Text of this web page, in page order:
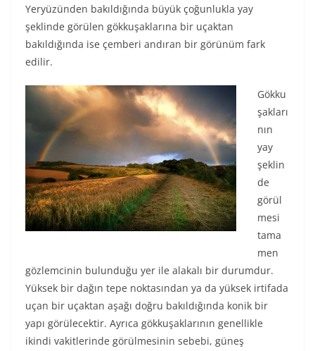
Yeryüzünden bakıldığında büyük çoğunlukla yay
şeklinde görülen gökkuşaklarına bir uçaktan
bakıldığında ise çemberi andıran bir görünüm fark
edilir.
Gökku
şakları
nın
yay
şeklin
de
görül
mesi
tama
men
gözlemcinin bulunduğu yer ile alakalı bir durumdur.
Yüksek bir dağın tepe noktasından ya da yüksek irtifada
uçan bir uçaktan aşağı doğru bakıldığında konik bir
yapı görülecektir. Ayrıca gökkuşaklarının genellikle
ikindi vakitlerinde görülmesinin sebebi, güneş